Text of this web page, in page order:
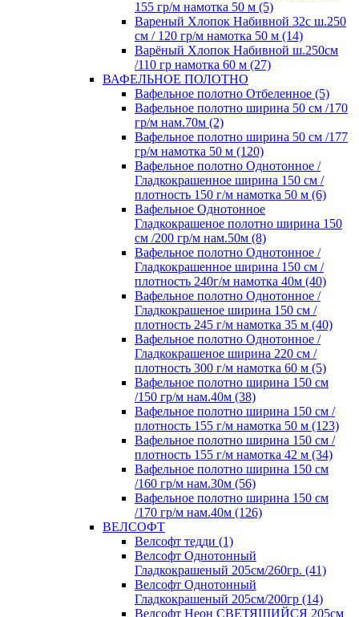
155 гр/м намотка 50 м (5)
Вареный Хлопок Набивной 32с ш.250
см / 120 гр/м намотка 50 м (14)
Варёный Хлопок Набивной ш.250см
/110 гр намотка 60 м (27)
ВАФЕЛЬНОЕ ПОЛОТНО
Вафельное полотно Отбеленное (5)
Вафельное полотно ширина 50 см /170
гр/м нам.70м (2)
Вафельное полотно ширина 50 см /177
гр/м намотка 50 м (120)
Вафельное полотно Однотонное /
Гладкокрашенное ширина 150 см /
плотность 150 г/м намотка 50 м (6)
Вафельное Однотонное
Гладкокрашеное полотно ширина 150
см /200 гр/м нам.50м (8)
Вафельное полотно Однотонное /
Гладкокрашенное ширина 150 см /
плотность 240г/м намотка 40м (40)
Вафельное полотно Однотонное /
Гладкокрашеное ширина 150 см /
плотность 245 г/м намотка 35 м (40)
Вафельное полотно Однотонное /
Гладкокрашеное ширина 220 см /
плотность 300 г/м намотка 60 м (5)
Вафельное полотно ширина 150 см
/150 гр/м нам.40м (38)
Вафельное полотно ширина 150 см /
плотность 155 г/м намотка 50 м (123)
Вафельное полотно ширина 150 см /
плотность 155 г/м намотка 42 м (34)
Вафельное полотно ширина 150 см
/160 гр/м нам.30м (56)
Вафельное полотно ширина 150 см
/170 гр/м нам.40м (126)
ВЕЛСОФТ
Велсофт тедди (1)
Велсофт Однотонный
Гладкокрашеный 205см/260гр. (41)
Велсофт Однотонный
Гладкокрашеный 205см/200гр (14)
Велсофт Неон СВЕТЯЩИЙСЯ 205см